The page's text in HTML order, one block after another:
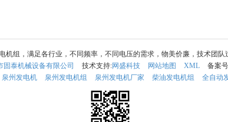
机组，满足各行业，不同频率，不同电压的需求，物美价廉，技术团队
固泰机械设备有限公司 技术支持:网盛科技 网站地图 XML 备案
泉州发电机 泉州发电机组 泉州发电机厂家 柴油发电机组 全自动